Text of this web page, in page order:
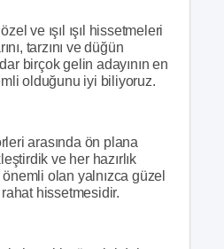
ve ışıl ışıl hissetmeleri
tarzını ve düğün
birçok gelin adayının en
olduğunu iyi biliyoruz.
arasında ön plana
ve her hazırlık
olan yalnızca güzel
hissetmesidir.